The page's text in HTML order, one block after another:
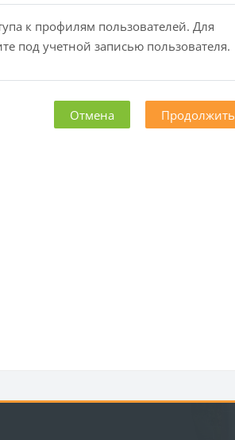
к профилям пользователей. Для
под учетной записью пользователя.
Отмена Продолжить